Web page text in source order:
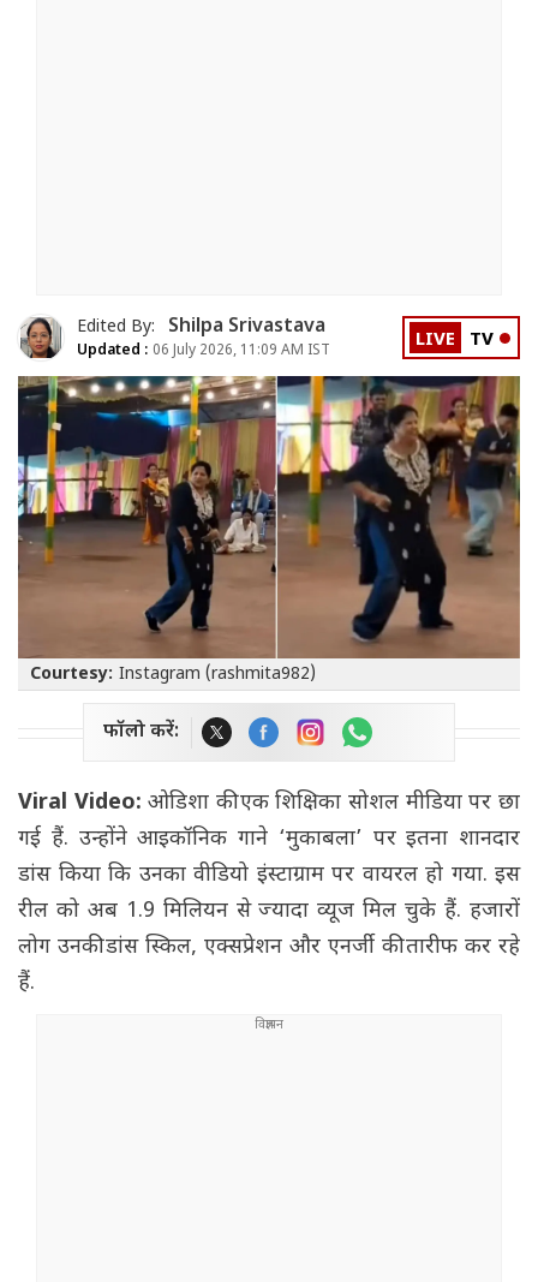
Edited By: Shilpa Srivastava
Updated : 06 July 2026, 11:09 AM IST LIVE TV
Courtesy: Instagram (rashmita982)
फॉलो करें:
Viral Video:ओडिशा की एक शिक्षिका सोशल मीडिया पर छा
गई हैं. उन्होंने आइकॉनिक गाने ‘मुकाबला’ पर इतना शानदार
डांस किया कि उनका वीडियो इंस्टाग्राम पर वायरल हो गया. इस
रील को अब 1.9 मिलियन से ज्यादा व्यूज मिल चुके हैं. हजारों
लोग उनकी डांस स्किल, एक्सप्रेशन और एनर्जी की तारीफ कर रहे
हैं.